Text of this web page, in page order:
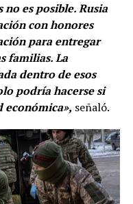
es posible. Rusia
con honores
para entregar
familias. La
dentro de esos
podría hacerse si
económica», señaló.